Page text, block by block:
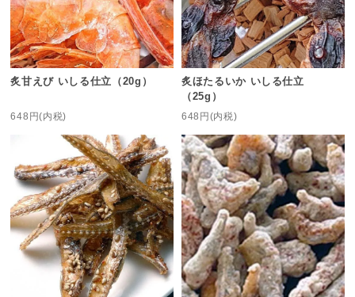
炙甘えび いしる仕立（20g）
648円(内税)
炙ほたるいか いしる仕立
（25g）
648円(内税)